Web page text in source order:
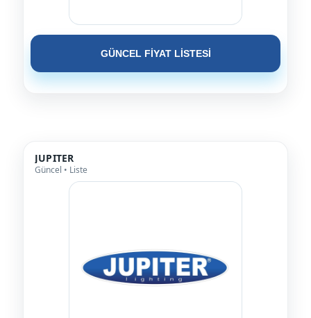
GÜNCEL FİYAT LİSTESİ
JUPITER
Güncel • Liste